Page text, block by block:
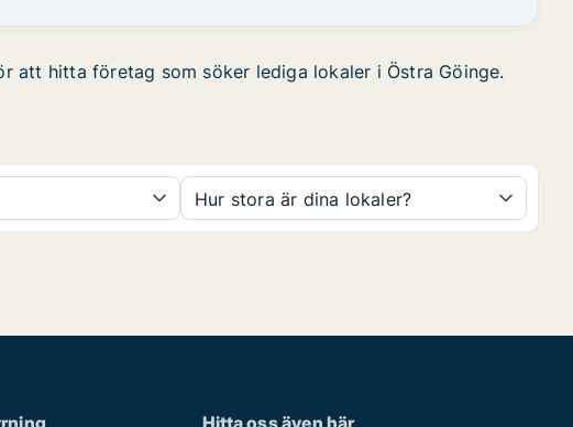
att hitta företag som söker lediga lokaler i Östra Göinge.
Hur stora är dina lokaler?
Hitta oss även här